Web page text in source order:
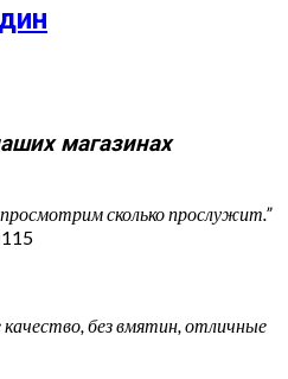
магазинах
сколько прослужит.”
без вмятин, отличные